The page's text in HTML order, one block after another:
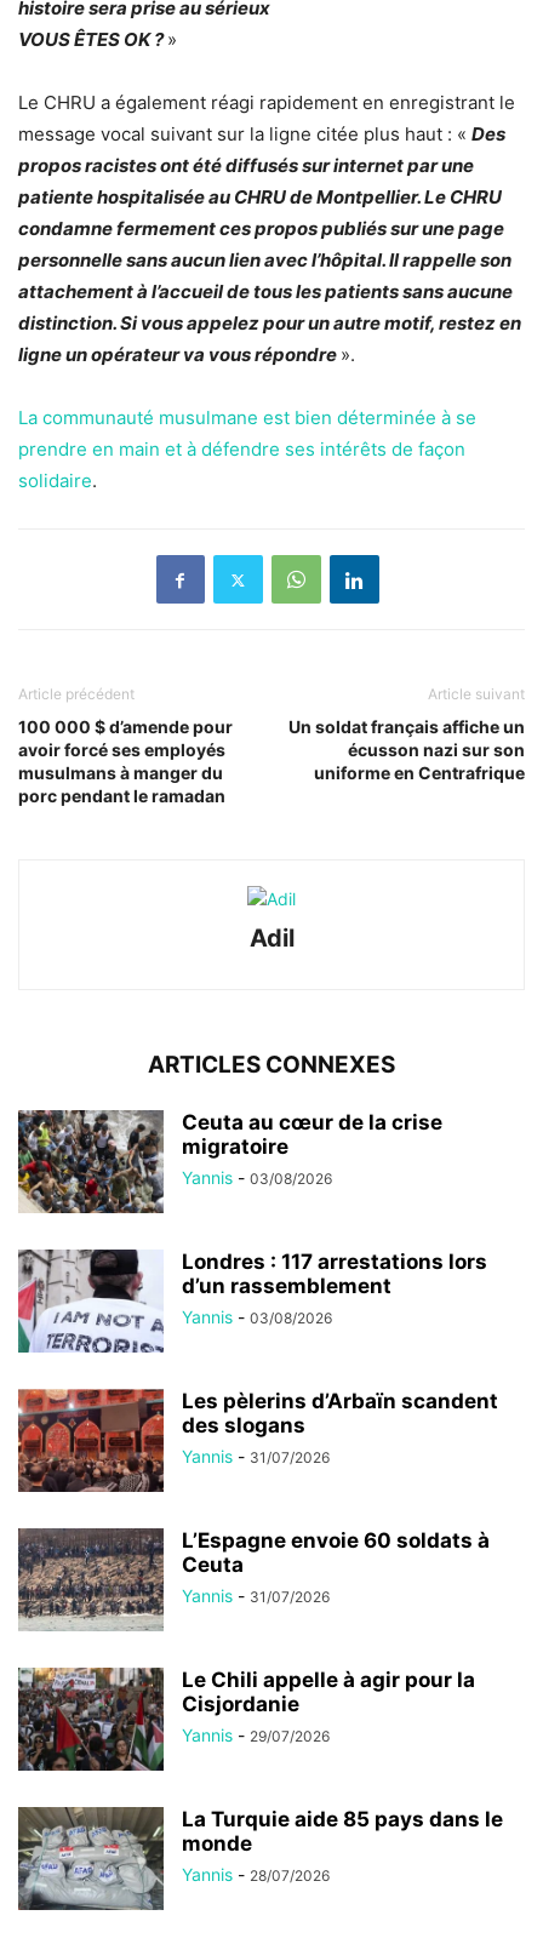
histoire sera prise au sérieux
VOUS ÊTES OK ? »
Le CHRU a également réagi rapidement en enregistrant le
message vocal suivant sur la ligne citée plus haut : « Des
propos racistes ont été diffusés sur internet par une
patiente hospitalisée au CHRU de Montpellier. Le CHRU
condamne fermement ces propos publiés sur une page
personnelle sans aucun lien avec l’hôpital. Il rappelle son
attachement à l’accueil de tous les patients sans aucune
distinction. Si vous appelez pour un autre motif, restez en
ligne un opérateur va vous répondre ».
La communauté musulmane est bien déterminée à se
prendre en main et à défendre ses intérêts de façon
solidaire.
Article précédent
100 000 $ d’amende pour
avoir forcé ses employés
musulmans à manger du
porc pendant le ramadan
Article suivant
Un soldat français affiche un
écusson nazi sur son
uniforme en Centrafrique
Adil
ARTICLES CONNEXES
Ceuta au cœur de la crise
migratoire
Yannis - 03/08/2026
Londres : 117 arrestations lors
d’un rassemblement
Yannis - 03/08/2026
Les pèlerins d’Arbaïn scandent
des slogans
Yannis - 31/07/2026
L’Espagne envoie 60 soldats à
Ceuta
Yannis - 31/07/2026
Le Chili appelle à agir pour la
Cisjordanie
Yannis - 29/07/2026
La Turquie aide 85 pays dans le
monde
Yannis - 28/07/2026